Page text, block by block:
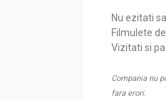
Nu ezitati
Filmulete
Vizitati si
Compania nu
fara erori.